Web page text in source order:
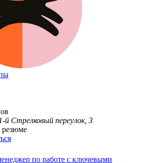
Стрелковый переулок, 3
по работе с ключевыми